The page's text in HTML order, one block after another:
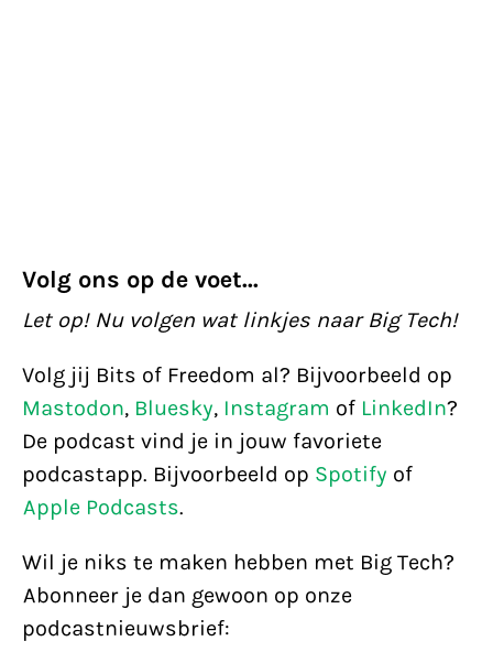
Volg ons op de voet...
Let op! Nu volgen wat linkjes naar Big Tech!
Volg jij Bits of Freedom al? Bijvoorbeeld op
Mastodon, Bluesky, Instagram of LinkedIn?
De podcast vind je in jouw favoriete
podcastapp. Bijvoorbeeld op Spotify of
Apple Podcasts.
Wil je niks te maken hebben met Big Tech?
Abonneer je dan gewoon op onze
podcastnieuwsbrief: